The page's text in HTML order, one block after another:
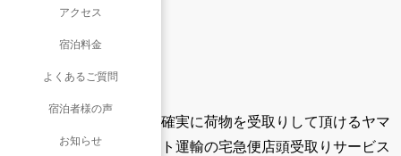
アクセス
宿泊料金
よくあるご質問
宿泊者様の声
お知らせ
確実に荷物を受取りして頂けるヤマ
ト運輸の宅急便店頭受取りサービス